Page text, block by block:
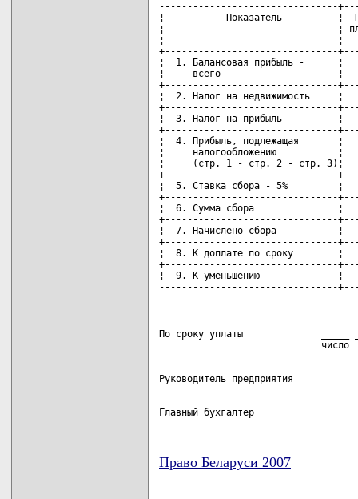
--------------------------------
¦           Показатель          ¦
¦                               ¦
¦                               ¦
+-------------------------------
¦  1. Балансовая прибыль -
¦     всего
+-------------------------------
¦  2. Налог на
+-------------------------------
¦  3. Налог на прибыль
+-------------------------------
¦  4. Прибыль, подлежащая
¦     налогообложению
¦     (стр. 1 - стр. 2 - стр.
+-------------------------------
¦  5. Ставка сбора - 5%
+-------------------------------
¦  6. Сумма сбора
+-------------------------------
¦  7. Начислено сбора
+-------------------------------
¦  8. К доплате по сроку
+-------------------------------
¦  9. К уменьшению
--------------------------------
По сроку уплаты              _____
Главный бухгалтер
Право Беларуси 2007